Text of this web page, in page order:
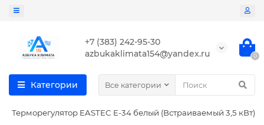
+7 (383) 242-95-30
azbukaklimata154@yandex.ru
0
Категории Все категории
Терморегулятор EASTEC E-34 белый (Встраиваемый 3,5 кВт)